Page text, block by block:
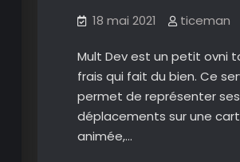
18 mai 2021 ticeman
Mult Dev est un petit ovni
frais qui fait du bien. Ce
permet de représenter ses
déplacements sur une
animée,…